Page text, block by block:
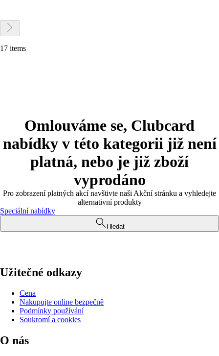
17 items
Omlouváme se, Clubcard
nabídky v této kategorii již není
platná, nebo je již zboží
vyprodáno
Pro zobrazení platných akcí navštivte naši Akční stránku a vyhledejte
alternativní produkty
Speciální nabídky
Hledat
Užitečné odkazy
Cena
Nakupujte online bezpečně
Podmínky používání
Soukromí a cookies
O nás